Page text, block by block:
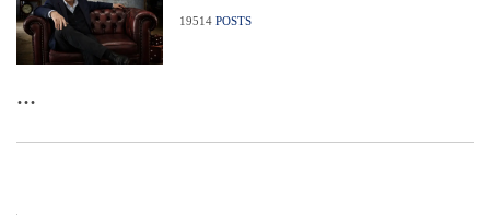
19514 POSTS
...